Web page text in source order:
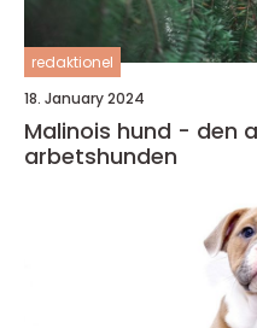
redaktionel
18. January 2024
Malinois hund - den
arbetshunden